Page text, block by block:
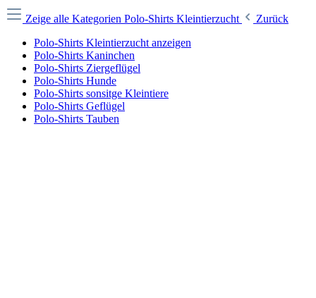
Zeige alle Kategorien Polo-Shirts Kleintierzucht
Zurück
Polo-Shirts Kleintierzucht anzeigen
Polo-Shirts Kaninchen
Polo-Shirts Ziergeflügel
Polo-Shirts Hunde
Polo-Shirts sonsitge Kleintiere
Polo-Shirts Geflügel
Polo-Shirts Tauben